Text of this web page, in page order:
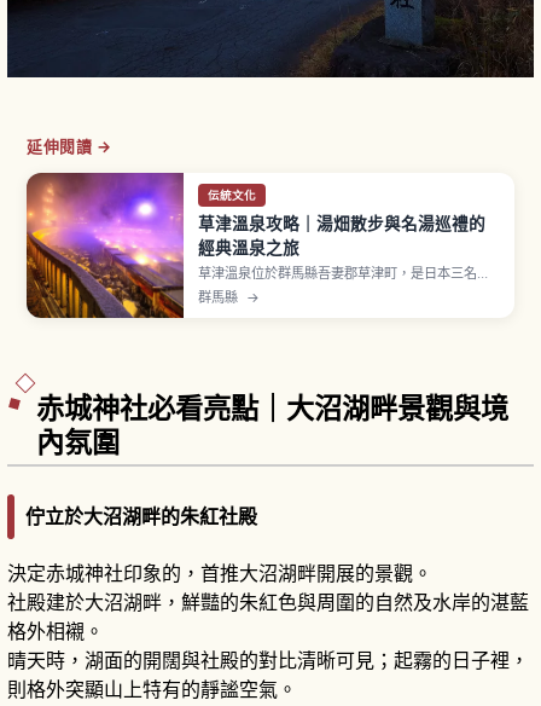
延伸閱讀 →
伝統文化
草津溫泉攻略｜湯畑散步與名湯巡禮的
經典溫泉之旅
草津溫泉位於群馬縣吾妻郡草津町，是日本三名泉
之一。自然湧出量據稱每分鐘超過32,300公升，是
群馬縣 →
赤城神社必看亮點｜大沼湖畔景觀與境
內氛圍
佇立於大沼湖畔的朱紅社殿
決定赤城神社印象的，首推大沼湖畔開展的景觀。
社殿建於大沼湖畔，鮮豔的朱紅色與周圍的自然及水岸的湛藍
格外相襯。
晴天時，湖面的開闊與社殿的對比清晰可見；起霧的日子裡，
則格外突顯山上特有的靜謐空氣。